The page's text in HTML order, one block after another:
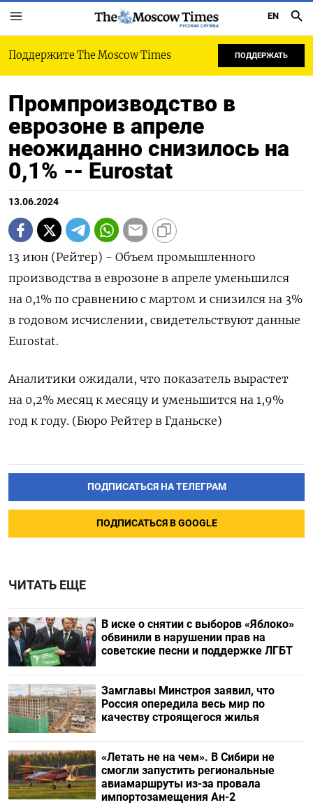
РУССКАЯ СЛУЖБА
EN
Поддержите The Moscow Times ПОДДЕРЖАТЬ
Промпроизводство в
еврозоне в апреле
неожиданно снизилось на
0,1% -- Eurostat
13.06.2024
13 июн (Рейтер) - Объем промышленного
производства в еврозоне в апреле уменьшился
на 0,1% по сравнению с мартом и снизился на 3%
в годовом исчислении, свидетельствуют данные
Eurostat.
Аналитики ожидали, что показатель вырастет
на 0,2% месяц к месяцу и уменьшится на 1,9%
год к году. (Бюро Рейтер в Гданьске)
ПОДПИСАТЬСЯ НА ТЕЛЕГРАМ
ПОДПИСАТЬСЯ В GOOGLE
ЧИТАТЬ ЕЩЕ
В иске о снятии с выборов «Яблоко»
обвинили в нарушении прав на
советские песни и поддержке ЛГБТ
Замглавы Минстроя заявил, что
Россия опередила весь мир по
качеству строящегося жилья
«Летать не на чем». В Сибири не
смогли запустить региональные
авиамаршруты из-за провала
импортозамещения Ан-2